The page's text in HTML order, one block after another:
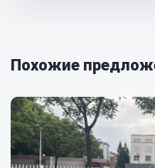
Похожие